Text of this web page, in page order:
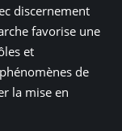
discernement
favorise une
et
de
la mise en